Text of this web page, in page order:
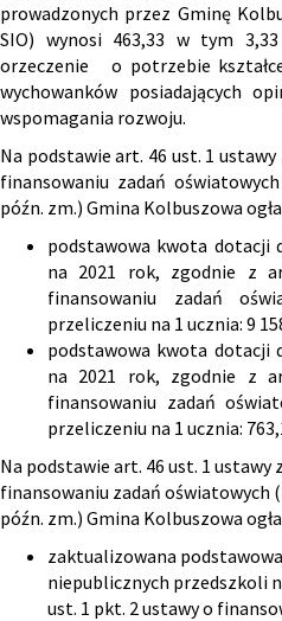
prowadzonych przez Gminę
SIO) wynosi 463,33 w tym 3,33
orzeczenie o potrzebie
wychowanków posiadających
wspomagania rozwoju.
Na podstawie art. 46 ust. 1
finansowaniu zadań
późn. zm.) Gmina Kolbuszowa
podstawowa kwota dotacji
na 2021 rok, zgodnie z
finansowaniu zadań
przeliczeniu na 1 ucznia: 9
podstawowa kwota dotacji
na 2021 rok, zgodnie z
finansowaniu zadań
przeliczeniu na 1 ucznia:
Na podstawie art. 46 ust. 1 ustawy
finansowaniu zadań oświatowych
późn. zm.) Gmina Kolbuszowa
zaktualizowana
niepublicznych przedszkoli
ust. 1 pkt. 2 ustawy o